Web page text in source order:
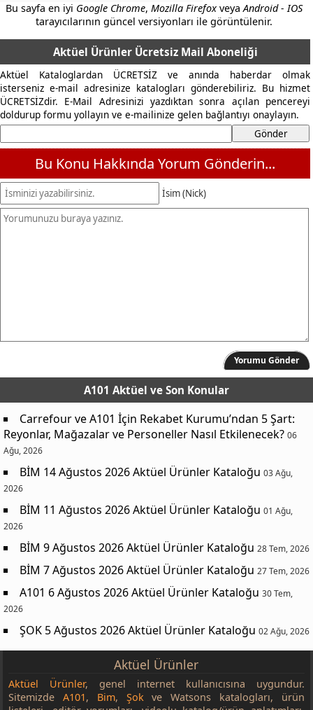
Bu sayfa en iyi Google Chrome,Mozilla Firefox veyaAndroid - IOS
tarayıcılarının güncel versiyonları ile görüntülenir.
Aktüel Ürünler Ücretsiz Mail Aboneliği
Aktüel Kataloglardan ÜCRETSİZ ve anında haberdar olmak
isterseniz e-mail adresinize katalogları gönderebiliriz. Bu hizmet
ÜCRETSİZdir. E-Mail Adresinizi yazdıktan sonra açılan pencereyi
doldurup formu yollayın ve e-mailinize gelen bağlantıyı onaylayın.
Bu Konu Hakkında Yorum Gönderin...
İsim (Nick)
Yorumu Gönder
A101 Aktüel ve Son Konular
Carrefour ve A101 İçin Rekabet Kurumu’ndan 5 Şart:
Reyonlar, Mağazalar ve Personeller Nasıl Etkilenecek? 06
Ağu, 2026
BİM 14 Ağustos 2026 Aktüel Ürünler Kataloğu 03 Ağu,
2026
BİM 11 Ağustos 2026 Aktüel Ürünler Kataloğu 01 Ağu,
2026
BİM 9 Ağustos 2026 Aktüel Ürünler Kataloğu 28 Tem, 2026
BİM 7 Ağustos 2026 Aktüel Ürünler Kataloğu 27 Tem, 2026
A101 6 Ağustos 2026 Aktüel Ürünler Kataloğu 30 Tem,
2026
ŞOK 5 Ağustos 2026 Aktüel Ürünler Kataloğu 02 Ağu, 2026
Aktüel Ürünler
Aktüel Ürünler, genel internet kullanıcısına uygundur.
SitemizdeA101, Bim, Şokve Watsons katalogları, ürün